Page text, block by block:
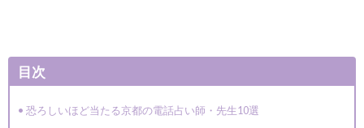
目次
恐ろしいほど当たる京都の電話占い師・先生10選